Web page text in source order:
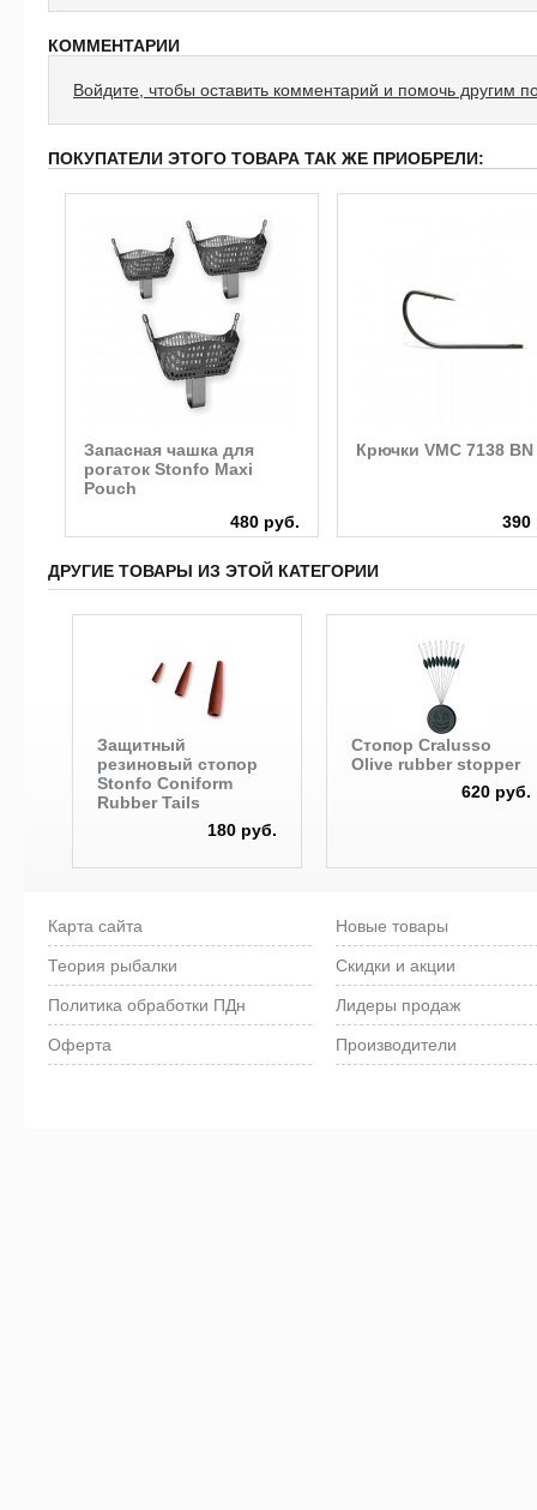
КОММЕНТАРИИ
Войдите, чтобы оставить комментарий и помочь другим
ПОКУПАТЕЛИ ЭТОГО ТОВАРА ТАК ЖЕ ПРИОБРЕЛИ:
Запасная чашка для
рогаток Stonfo Maxi
Pouch
480 руб.
Крючки VMC 7138 BN
390
ДРУГИЕ ТОВАРЫ ИЗ ЭТОЙ КАТЕГОРИИ
Защитный
резиновый стопор
Stonfo Coniform
Rubber Tails
180 руб.
Cтопор Cralusso
Olive rubber stopper
620 руб.
Карта сайта
Теория рыбалки
Политика обработки ПДн
Оферта
Новые товары
Скидки и акции
Лидеры продаж
Производители